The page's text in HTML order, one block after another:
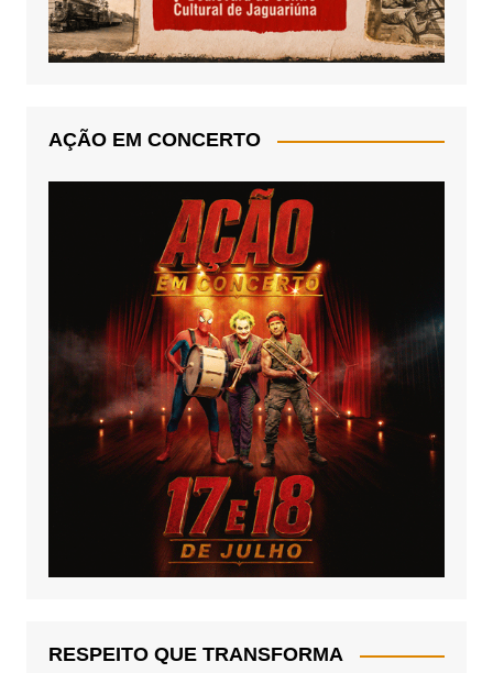
AÇÃO EM CONCERTO
RESPEITO QUE TRANSFORMA